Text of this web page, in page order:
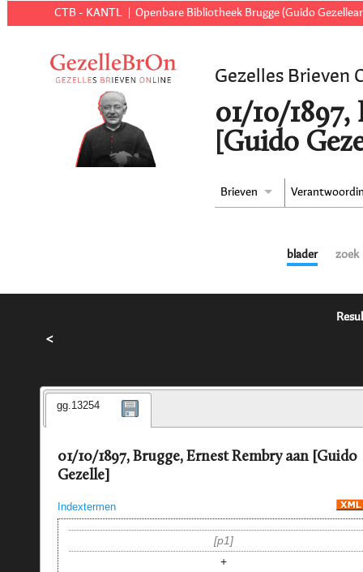
CTB - KANTL Openbare Bibliotheek Brugge (Guido
Gezelles Brieven
01/10/
[Guido
Brieven
blader zoek
<
gg.13254
01/10/1897, Brugge, Ernest Rembry aan [Guido
Gezelle]
Indextermen
p1
+